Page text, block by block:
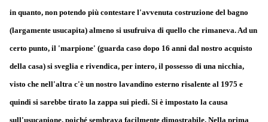
in quanto, non potendo più contestare l'avvenuta costruzione del bagno
(largamente usucapita) almeno si usufruiva di quello che rimaneva. Ad un
certo punto, il 'marpione' (guarda caso dopo 16 anni dal nostro acquisto
della casa) si sveglia e rivendica, per intero, il possesso di una nicchia,
visto che nell'altra c'è un nostro lavandino esterno risalente al 1975 e
quindi si sarebbe tirato la zappa sui piedi. Si è impostato la causa
sull'usucapione, poiché sembrava facilmente dimostrabile. Nella prima